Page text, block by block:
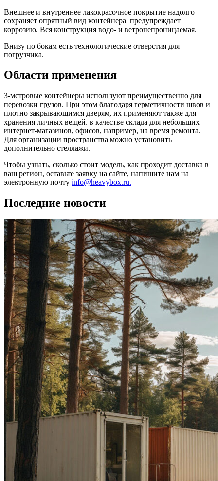
Внешнее и внутреннее лакокрасочное покрытие надолго
сохраняет опрятный вид контейнера, предупреждает
коррозию. Вся конструкция водо- и ветронепроницаемая.
Внизу по бокам есть технологические отверстия для
погрузчика.
Области применения
3-метровые контейнеры используют преимущественно для
перевозки грузов. При этом благодаря герметичности швов и
плотно закрывающимся дверям, их применяют также для
хранения личных вещей, в качестве склада для небольших
интернет-магазинов, офисов, например, на время ремонта.
Для организации пространства можно установить
дополнительно стеллажи.
Чтобы узнать, сколько стоит модель, как проходит доставка в
ваш регион, оставьте заявку на сайте, напишите нам на
электронную почту info@heavybox.ru.
Последние новости